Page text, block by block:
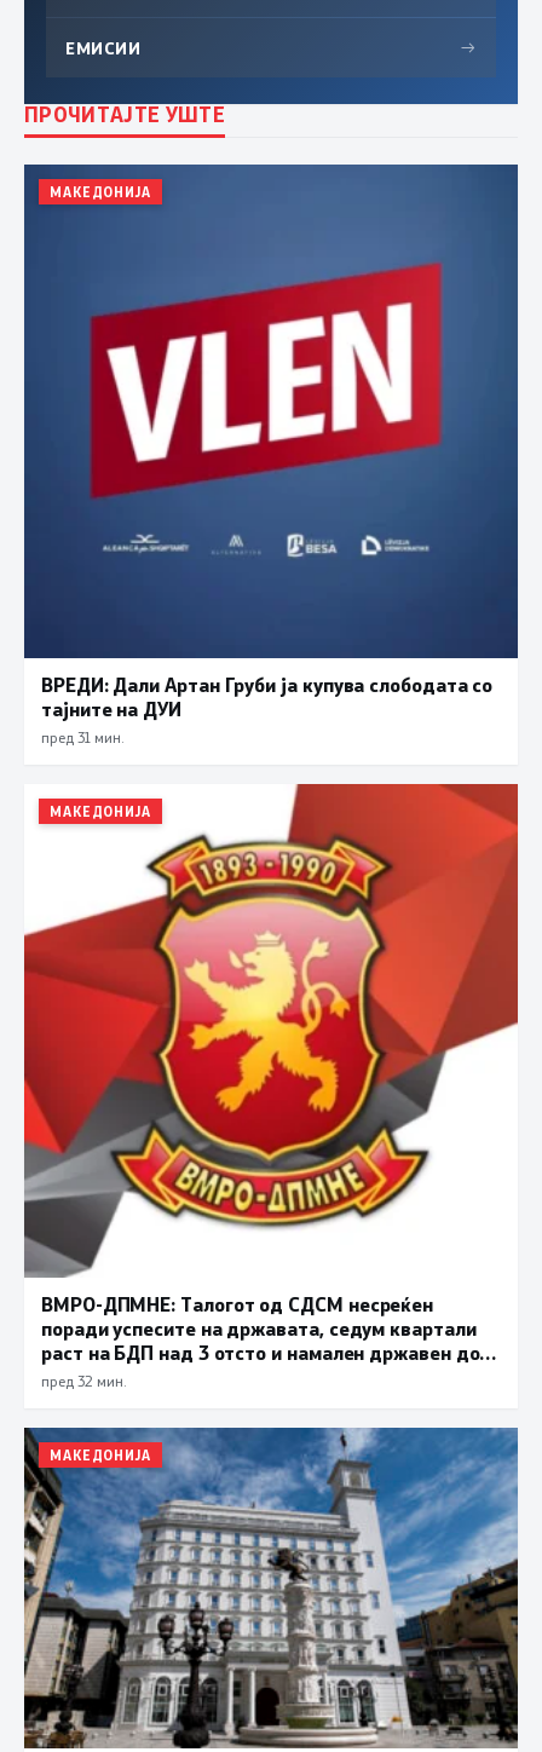
ЕМИСИИ →
ПРОЧИТАЈТЕ УШТЕ
МАКЕДОНИЈА
ВРЕДИ: Дали Артан Груби ја купува слободата со
тајните на ДУИ
пред 31 мин.
МАКЕДОНИЈА
ВМРО-ДПМНЕ: Талогот од СДСМ несреќен
поради успесите на државата, седум квартали
раст на БДП над 3 отсто и намален државен долг
се показатели за економска стабилност
пред 32 мин.
МАКЕДОНИЈА